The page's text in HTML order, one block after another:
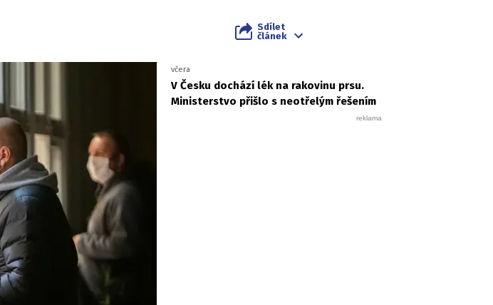
Sdílet
článek
včera
V Česku dochází lék na rakovinu prsu.
Ministerstvo přišlo s neotřelým řešením